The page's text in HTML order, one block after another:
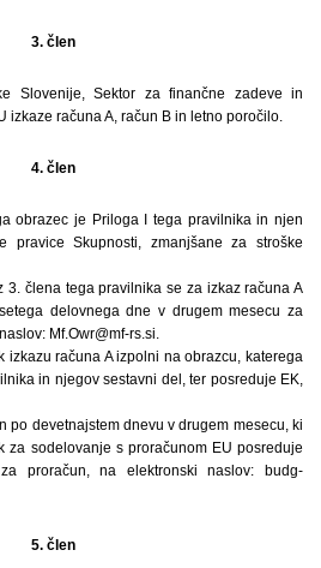
3. člen
Slovenije, Sektor za finančne zadeve in
izkaze računa A, račun B in letno poročilo.
4. člen
obrazec je Priloga I tega pravilnika in njen
pravice Skupnosti, zmanjšane za stroške
3. člena tega pravilnika se za izkaz računa A
delovnega dne v drugem mesecu za
Mf.Owr@mf-rs.si.
izkazu računa A izpolni na obrazcu, katerega
in njegov sestavni del, ter posreduje EK,
po devetnajstem dnevu v drugem mesecu, ki
za sodelovanje s proračunom EU posreduje
proračun, na elektronski naslov: budg-
5. člen